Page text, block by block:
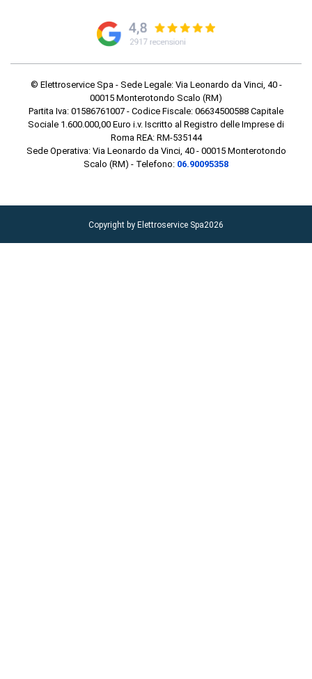
© Elettroservice Spa - Sede Legale: Via Leonardo da Vinci, 40 -
00015 Monterotondo Scalo (RM)
Partita Iva: 01586761007 - Codice Fiscale: 06634500588 Capitale
Sociale 1.600.000,00 Euro i.v. Iscritto al Registro delle Imprese di
Roma REA: RM-535144
Sede Operativa: Via Leonardo da Vinci, 40 - 00015 Monterotondo
Scalo (RM) - Telefono: 06.90095358
Copyright by Elettroservice Spa2026